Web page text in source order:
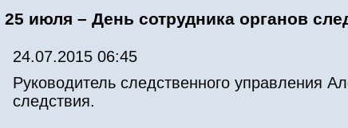
25 июля – День сотрудника органов
24.07.2015 06:45
Руководитель следственного управления
следствия.